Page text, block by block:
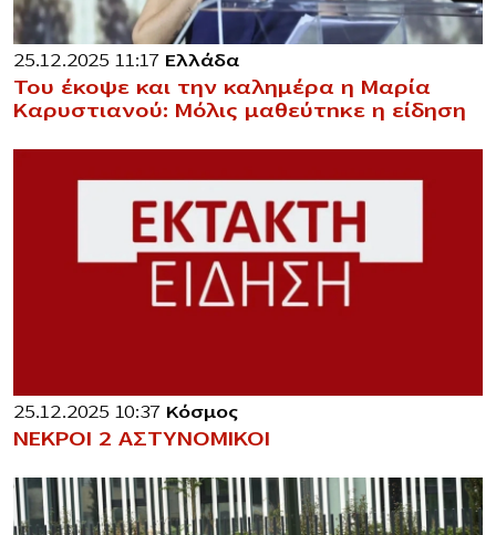
25.12.2025 11:17 Ελλάδα
Του έκοψε και την καλημέρα η Μαρία
Καρυστιανού: Μόλις μαθεύτnκε η είδηση
25.12.2025 10:37 Κόσμος
ΝΕΚΡΟΙ 2 ΑΣΤΥΝΟΜΙΚΟΙ